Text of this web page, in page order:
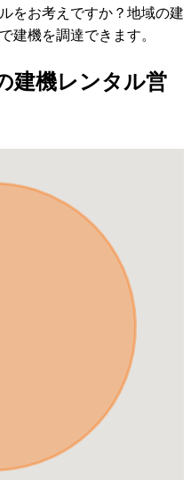
をお考えですか？地域の建
建機を調達できます。
建機レンタル営